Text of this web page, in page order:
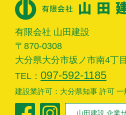
有限会社 山田建設
〒870-0308
大分県大分市坂ノ市南4丁
TEL： 097-592-1185
建設業許可：大分県知事 許可 一
山田建設 企業